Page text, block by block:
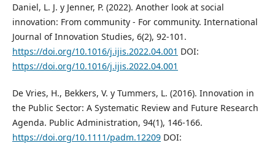
Daniel, L. J. y Jenner, P. (2022). Another look at social
innovation: From community - For community. International
Journal of Innovation Studies, 6(2), 92-101.
https://doi.org/10.1016/j.ijis.2022.04.001 DOI:
https://doi.org/10.1016/j.ijis.2022.04.001
De Vries, H., Bekkers, V. y Tummers, L. (2016). Innovation in
the Public Sector: A Systematic Review and Future Research
Agenda. Public Administration, 94(1), 146-166.
https://doi.org/10.1111/padm.12209DOI: